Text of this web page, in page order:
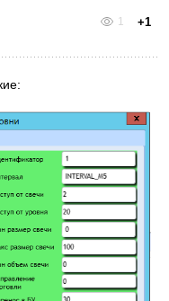
1 +1